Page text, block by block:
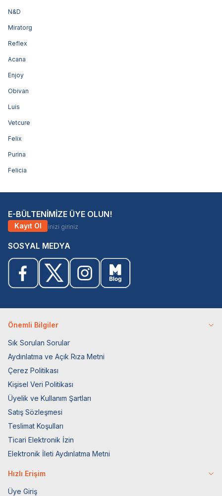
N&D
Miratorg
Reflex
Acana
Enjoy
Obivan
Luis
Vetcure
Felix
Purina
Felicia
E-BÜLTENİMİZE ÜYE OLUN!
Kayıt Ol
SOSYAL MEDYA
Önemli Bilgiler
Sık Sorulan Sorular
Aydınlatma ve Açık Rıza Metni
Çerez Politikası
Kişisel Veri Politikası
Üyelik ve Kullanım Şartları
Satış Sözleşmesi
Teslimat Koşulları
Ticari Elektronik İzin
Elektronik İleti Aydınlatma Metni
Hızlı Erişim
Üye Giriş